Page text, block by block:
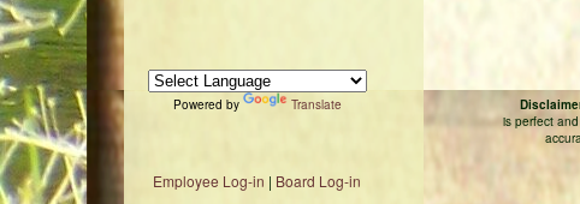
Powered by Translate
Employee Log-in | Board Log-in
is perfect